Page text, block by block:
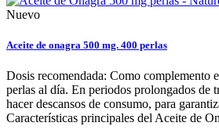
Nuevo
Aceite de onagra 500 mg. 400 perlas
Dosis recomendada: Como complemento
perlas al día. En periodos prolongados de
hacer descansos de consumo, para
Características principales del Aceite de